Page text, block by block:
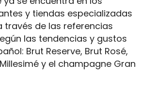
y tiendas especializadas
través de las referencias
las tendencias y gustos
Brut Reserve, Brut Rosé,
y el champagne Gran